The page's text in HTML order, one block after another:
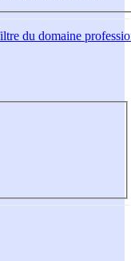
du domaine